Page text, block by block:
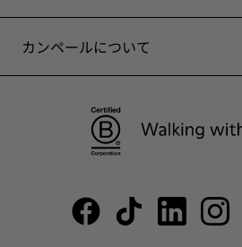
カンペールについて